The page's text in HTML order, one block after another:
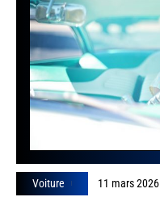
Voiture 11 mars 2026